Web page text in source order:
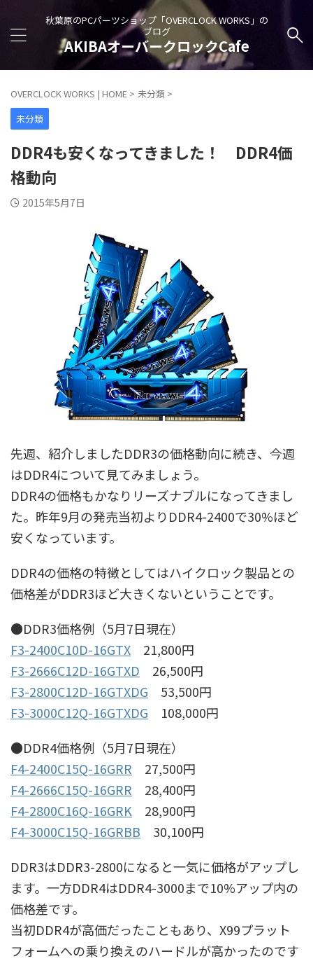
秋葉原のPCパーツショップ「OVERCLOCK WORKS」の
ブログ
AKIBAオーバークロックCafe
OVERCLOCK WORKS | HOME > 未分類 >
未分類
DDR4も安くなってきました！ DDR4価
格動向
2015年5月7日
先週、紹介しましたDDR3の価格動向に続き、今週
はDDR4について見てみましょう。
DDR4の価格もかなりリーズナブルになってきまし
た。昨年9月の発売当初よりDDR4-2400で30%ほど
安くなっています。
DDR4の価格の特徴としてはハイクロック製品との
価格差がDDR3ほど大きくないということです。
●DDR3価格例（5月7日現在）
F3-2400C10D-16GTX 21,800円
F3-2666C12D-16GTXD 26,500円
F3-2800C12D-16GTXDG 53,500円
F3-3000C12Q-16GTXDG 108,000円
●DDR4価格例（5月7日現在）
F4-2400C15Q-16GRR 27,500円
F4-2666C15Q-16GRR 28,400円
F4-2800C16Q-16GRK 28,900円
F4-3000C15Q-16GRBB 30,100円
DDR3はDDR3-2800になると一気に価格がアップし
ます。一方DDR4はDDR4-3000まで10%アップ内の
価格差です。
当初DDR4が高価だったこともあり、X99プラット
フォームへの乗り換えのハードルが高かったのです